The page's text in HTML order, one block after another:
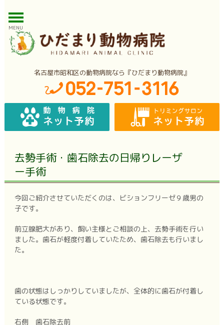
MENU
名古屋市昭和区の動物病院なら『ひだまり動物病院』
去勢手術・歯石除去の日帰りレーザ
ー手術
今回ご紹介させていただくのは、ビションフリーゼ９歳男の
子です。
前立腺肥大があり、飼い主様とご相談の上、去勢手術を行い
ました。歯石が軽度付着していたため、歯石除去も行いまし
た。
歯の状態はしっかりしていましたが、全体的に歯石が付着し
ている状態です。
右側 歯石除去前